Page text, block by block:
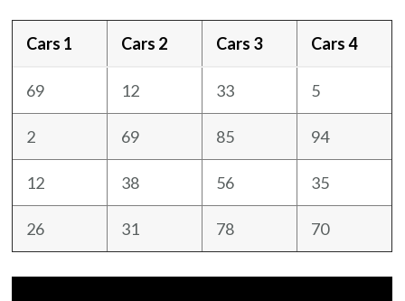
Cars 1 Cars 2 Cars 3 Cars 4
69 12 33 5
2 69 85 94
12 38 56 35
26 31 78 70